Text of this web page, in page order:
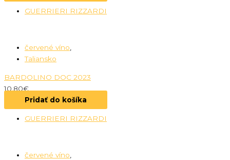
GUERRIERI RIZZARDI
červené víno,
Taliansko
BARDOLINO DOC 2023
10.80€
Pridať do košíka
GUERRIERI RIZZARDI
červené víno